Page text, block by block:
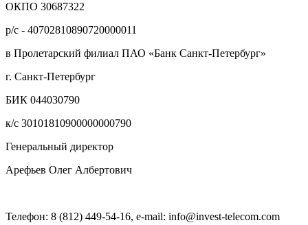
ОКПО 30687322
р/с - 40702810890720000011
в Пролетарский филиал ПАО «Банк Санкт-Петербург»
г. Санкт-Петербург
БИК 044030790
к/с 30101810900000000790
Генеральный директор
Арефьев Олег Албертович
Телефон: 8 (812) 449-54-16, e-mail: info@invest-telecom.com